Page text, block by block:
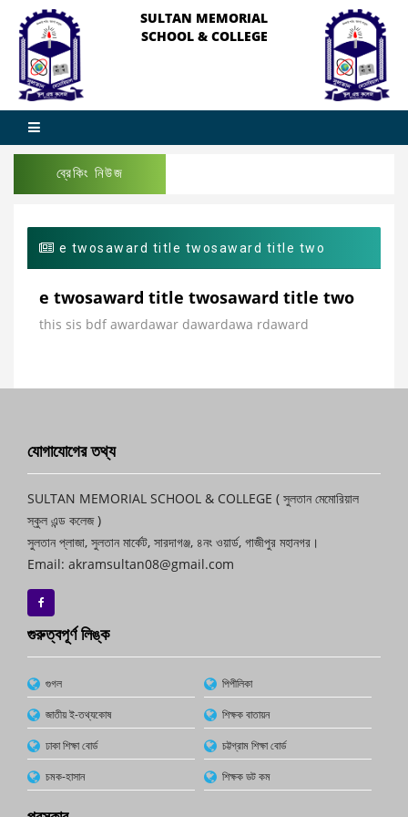
SULTAN MEMORIAL
SCHOOL & COLLEGE
ব্রেকিং নিউজ
e twosaward title twosaward title two
e twosaward title twosaward title two
this sis bdf awardawar dawardawa rdaward
যোগাযোগের তথ্য
SULTAN MEMORIAL SCHOOL & COLLEGE ( সুলতান মেমোরিয়াল
স্কুল এন্ড কলেজ )
সুলতান প্লাজা, সুলতান মার্কেট, সারদাগঞ্জ, ৪নং ওয়ার্ড, গাজীপুর মহানগর।
Email: akramsultan08@gmail.com
গুরুত্বপূর্ণ লিঙ্ক
গুগল
পিপীলিকা
জাতীয় ই-তথ্যকোষ
শিক্ষক বাতায়ন
ঢাকা শিক্ষা বোর্ড
চট্টগ্রাম শিক্ষা বোর্ড
চমক-হাসান
শিক্ষক ডট কম